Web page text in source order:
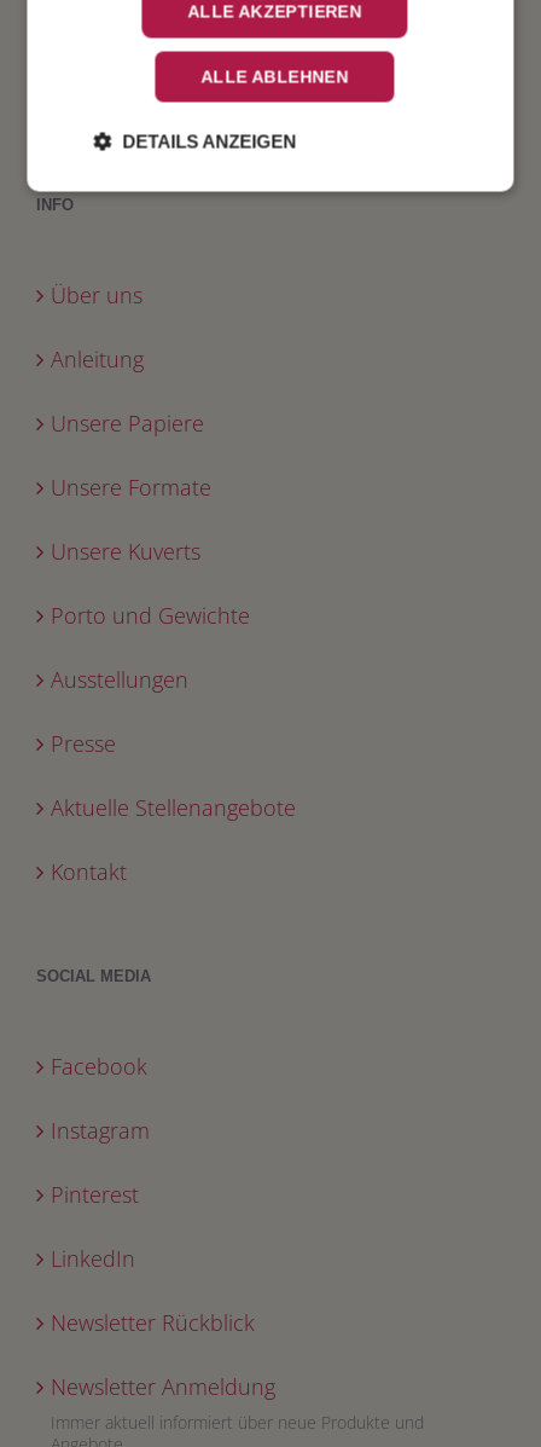
Geburtstag
INFO
Über uns
Anleitung
Unsere Papiere
Unsere Formate
Unsere Kuverts
Porto und Gewichte
Ausstellungen
Presse
Aktuelle Stellenangebote
Kontakt
SOCIAL MEDIA
Facebook
Instagram
Pinterest
LinkedIn
Newsletter Rückblick
Newsletter Anmeldung
Immer aktuell informiert über neue Produkte und
ALLE AKZEPTIEREN
ALLE ABLEHNEN
DETAILS ANZEIGEN